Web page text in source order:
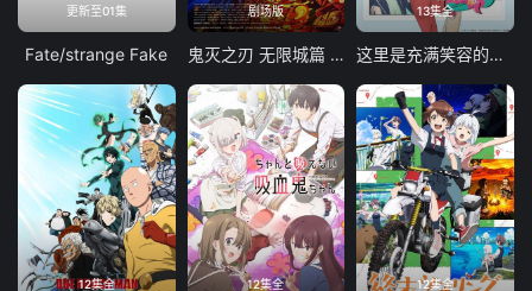
更新至01集
Fate/strange Fake
剧场版
鬼灭之刃 无限城篇 第一章 猗窝座再袭
13集全
这里是充满笑容的职场。
12集全 12集全 12集全